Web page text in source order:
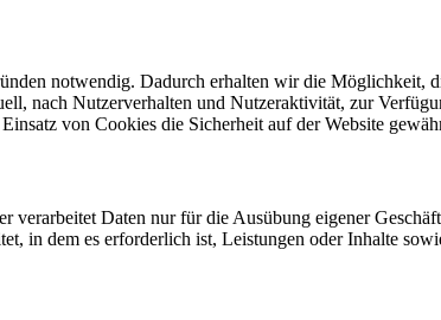
notwendig. Dadurch erhalten wir die
nach Nutzerverhalten und Nutzeraktivität, zur
von Cookies die Sicherheit auf der Website
Daten nur für die Ausübung eigener
in dem es erforderlich ist, Leistungen oder Inhalte